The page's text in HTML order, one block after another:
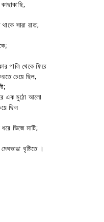
সারা রাত;
গালি থেকে ফিরে
চেয়ে ছিল,
এক মুঠো আলো
ছিল
ভিজে মাটি;
বৃষ্টিতে ।